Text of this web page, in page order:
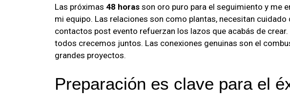
Las próximas 48 horas son oro puro para el seguimiento y me
mi equipo. Las relaciones son como plantas, necesitan
contactos post evento refuerzan los lazos que acabás de
todos crecemos juntos. Las conexiones genuinas son el
grandes proyectos.
Preparación es clave para el